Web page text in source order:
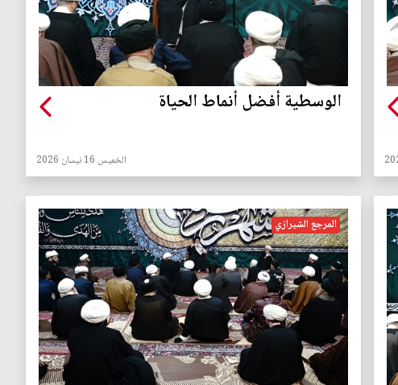
الوسطية أفضل أنماط الحياة
الخميس 16 نيسان 2026
المرجع الشيرازي